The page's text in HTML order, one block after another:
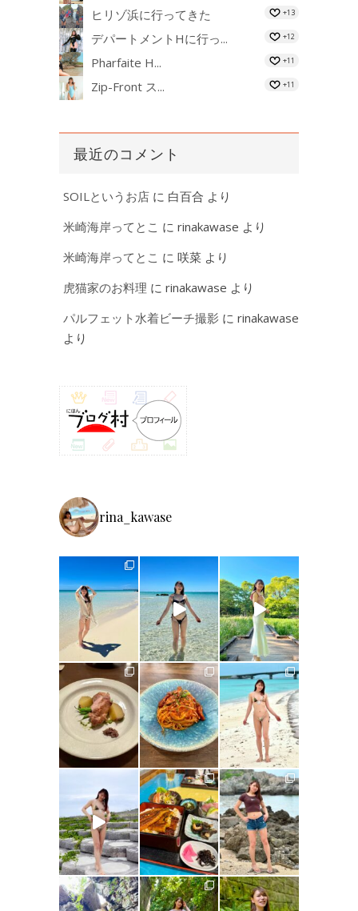
ヒリゾ浜に行ってきた +13
デパートメントHに行っ... +12
Pharfaite H... +11
Zip-Front ス... +11
最近のコメント
SOILというお店 に 白百合 より
米崎海岸ってとこ に rinakawase より
米崎海岸ってとこ に 咲菜 より
虎猫家のお料理 に rinakawase より
パルフェット水着ビーチ撮影 に rinakawase
より
rina_kawase